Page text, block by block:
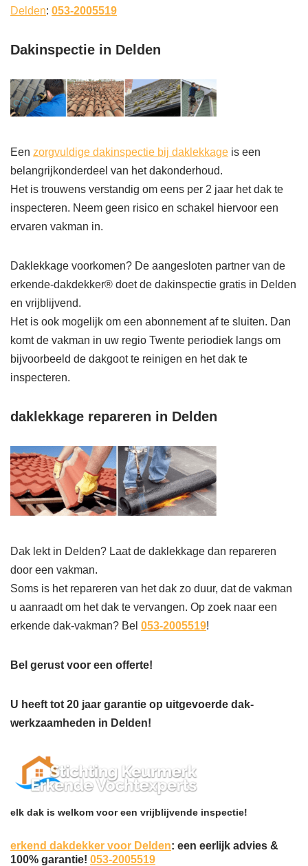
Delden: 053-2005519
Dakinspectie in Delden
Een zorgvuldige dakinspectie bij daklekkage is een
belangrijkonderdeel van het dakonderhoud.
Het is trouwens verstandig om eens per 2 jaar het dak te
inspecteren. Neem geen risico en schakel hiervoor een
ervaren vakman in.
Daklekkage voorkomen? De aangesloten partner van de
erkende-dakdekker® doet de dakinspectie gratis in Delden
en vrijblijvend.
Het is ook mogelijk om een abonnement af te sluiten. Dan
komt de vakman in uw regio Twente periodiek langs om
bijvoorbeeld de dakgoot te reinigen en het dak te
inspecteren.
daklekkage repareren in Delden
Dak lekt in Delden? Laat de daklekkage dan repareren
door een vakman.
Soms is het repareren van het dak zo duur, dat de vakman
u aanraadt om het dak te vervangen. Op zoek naar een
erkende dak-vakman? Bel 053-2005519!
Bel gerust voor een offerte!
U heeft tot 20 jaar garantie op uitgevoerde dak-
werkzaamheden in Delden!
elk dak is welkom voor een vrijblijvende inspectie!
erkend dakdekker voor Delden: een eerlijk advies &
100% garantie! 053-2005519